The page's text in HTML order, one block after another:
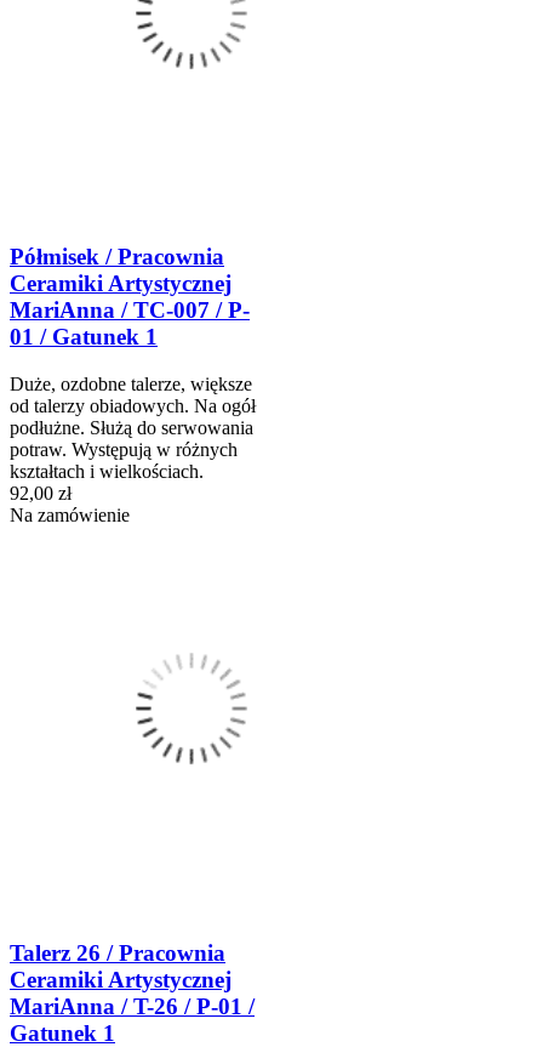
Półmisek / Pracownia
Ceramiki Artystycznej
MariAnna / TC-007 / P-
01 / Gatunek 1
Duże, ozdobne talerze, większe
od talerzy obiadowych. Na ogół
podłużne. Służą do serwowania
potraw. Występują w różnych
kształtach i wielkościach.
92,00 zł
Na zamówienie
Talerz 26 / Pracownia
Ceramiki Artystycznej
MariAnna / T-26 / P-01 /
Gatunek 1